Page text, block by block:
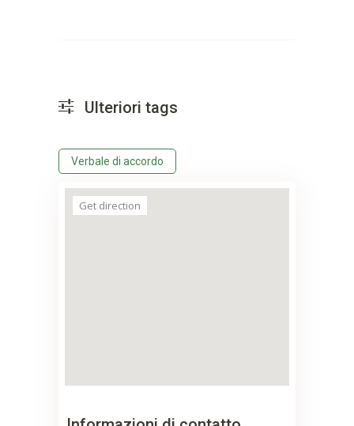
Ulteriori tags
Verbale di accordo
Get direction